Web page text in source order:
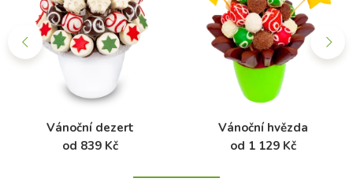
Vánoční dezert
od 839 Kč
Vánoční hvězda
od 1 129 Kč